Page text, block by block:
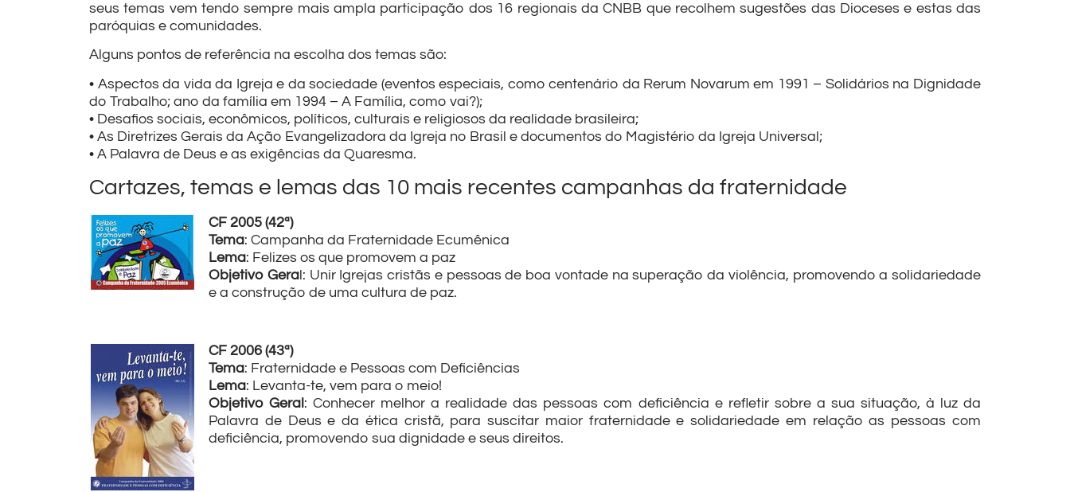
seus temas vem tendo sempre mais ampla participação dos 16 regionais da CNBB que recolhem sugestões das Dioceses e estas das
paróquias e comunidades.
Alguns pontos de referência na escolha dos temas são:
• Aspectos da vida da Igreja e da sociedade (eventos especiais, como centenário da Rerum Novarum em 1991 – Solidários na Dignidade
do Trabalho; ano da família em 1994 – A Família, como vai?);
• Desafios sociais, econômicos, políticos, culturais e religiosos da realidade brasileira;
• As Diretrizes Gerais da Ação Evangelizadora da Igreja no Brasil e documentos do Magistério da Igreja Universal;
• A Palavra de Deus e as exigências da Quaresma.
Cartazes, temas e lemas das 10 mais recentes campanhas da fraternidade
CF 2005 (42ª)
Tema: Campanha da Fraternidade Ecumênica
Lema: Felizes os que promovem a paz
Objetivo Geral: Unir Igrejas cristãs e pessoas de boa vontade na superação da violência, promovendo a solidariedade
e a construção de uma cultura de paz.
CF 2006 (43ª)
Tema: Fraternidade e Pessoas com Deficiências
Lema: Levanta-te, vem para o meio!
Objetivo Geral: Conhecer melhor a realidade das pessoas com deficiência e refletir sobre a sua situação, à luz da
Palavra de Deus e da ética cristã, para suscitar maior fraternidade e solidariedade em relação as pessoas com
deficiência, promovendo sua dignidade e seus direitos.